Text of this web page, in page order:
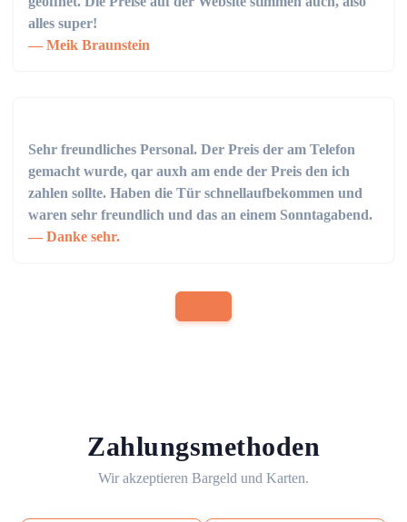
alles super!
Meik Braunstein
Sehr freundliches Personal. Der Preis der am Telefon
gemacht wurde, qar auxh am ende der Preis den ich
zahlen sollte. Haben die Tür schnellaufbekommen und
waren sehr freundlich und das an einem Sonntagabend.
Danke sehr.
Zahlungsmethoden
Wir akzeptieren Bargeld und Karten.